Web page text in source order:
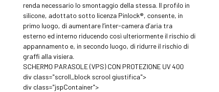
renda necessario lo smontaggio della stessa. Il profilo in
silicone, adottato sotto licenza Pinlock®, consente, in
primo luogo, di aumentare l’inter-camera d’aria tra
esterno ed interno riducendo così ulteriormente il rischio di
appannamento e, in secondo luogo, di ridurre il rischio di
graffi alla visiera.
SCHERMO PARASOLE (VPS) CON PROTEZIONE UV 400
div class="scroll_block scrool giustifica">
div class="jspContainer">